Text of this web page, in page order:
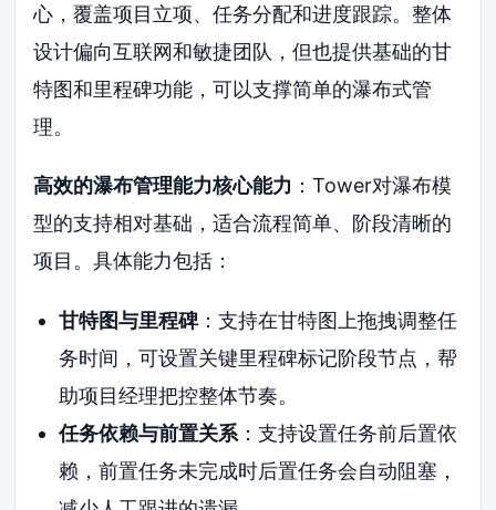
心，覆盖项目立项、任务分配和进度跟踪。整体
设计偏向互联网和敏捷团队，但也提供基础的甘
特图和里程碑功能，可以支撑简单的瀑布式管
理。
高效的瀑布管理能力核心能力 ：Tower对瀑布模
型的支持相对基础，适合流程简单、阶段清晰的
项目。具体能力包括：
甘特图与里程碑：支持在甘特图上拖拽调整任
务时间，可设置关键里程碑标记阶段节点，帮
助项目经理把控整体节奏。
任务依赖与前置关系：支持设置任务前后置依
赖，前置任务未完成时后置任务会自动阻塞，